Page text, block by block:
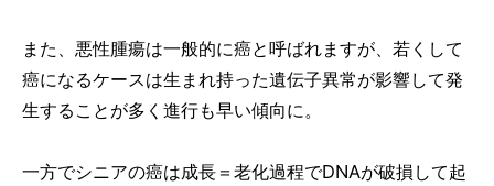
また、悪性腫瘍は一般的に癌と呼ばれますが、若くして
癌になるケースは生まれ持った遺伝子異常が影響して発
生することが多く進行も早い傾向に。
一方でシニアの癌は成長＝老化過程でDNAが破損して起